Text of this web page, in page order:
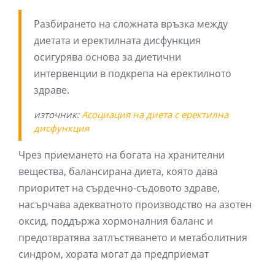
Разбирането на сложната връзка между
диетата и еректилната дисфункция
осигурява основа за диетични
интервенции в подкрепа на еректилното
здраве.
източник:Асоциация на диета с еректилна
дисфункция
Чрез приемането на богата на хранителни
вещества, балансирана диета, която дава
приоритет на сърдечно-съдовото здраве,
насърчава адекватното производство на азотен
оксид, поддържа хормоналния баланс и
предотвратява затлъстяването и метаболитния
синдром, хората могат да предприемат